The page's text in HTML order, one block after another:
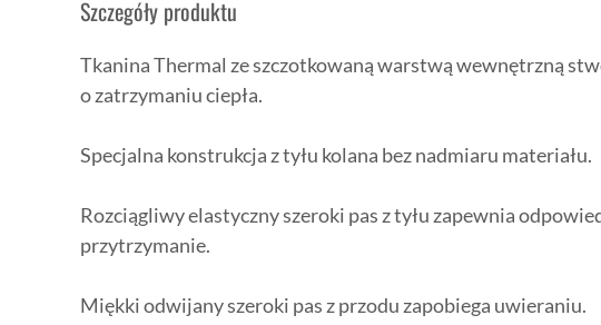
Szczegóły produktu
Tkanina Thermal ze szczotkowaną warstwą wewnętrzną
o zatrzymaniu ciepła.
Specjalna konstrukcja z tyłu kolana bez nadmiaru materiału.
Rozciągliwy elastyczny szeroki pas z tyłu zapewnia
przytrzymanie.
Miękki odwijany szeroki pas z przodu zapobiega uwieraniu.